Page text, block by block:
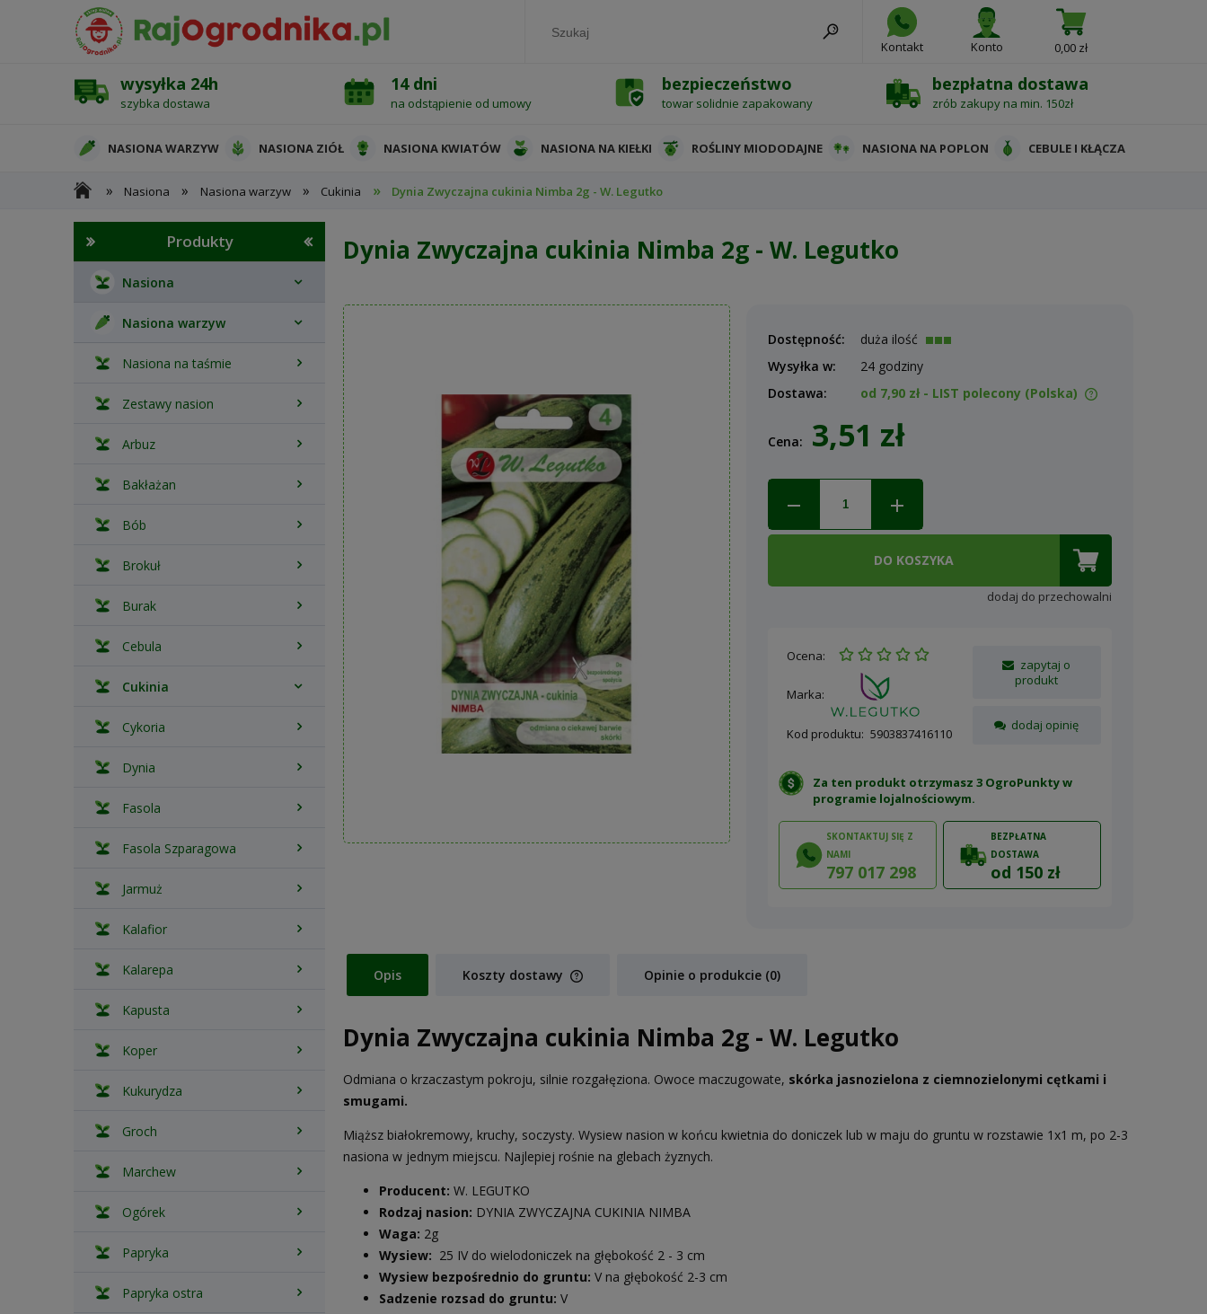
Kontakt Konto 0,00 zł
wysyłka 24h
szybka dostawa
14 dni
na odstąpienie od umowy
bezpieczeństwo
towar solidnie zapakowany
bezpłatna dostawa
zrób zakupy na min. 150zł
NASIONA WARZYW NASIONA ZIÓŁ NASIONA KWIATÓW NASIONA NA KIEŁKI ROŚLINY MIODODAJNE NASIONA NA POPLON CEBULE I KŁĄCZA
OCHRONA ROŚLIN
» Nasiona » Nasiona warzyw » Cukinia » Dynia Zwyczajna cukinia Nimba 2g - W. Legutko
Produkty
Nasiona
Nasiona warzyw
Nasiona na taśmie
Zestawy nasion
Arbuz
Bakłażan
Bób
Brokuł
Burak
Cebula
Cukinia
Cykoria
Dynia
Fasola
Fasola Szparagowa
Jarmuż
Kalafior
Kalarepa
Kapusta
Koper
Kukurydza
Groch
Marchew
Ogórek
Papryka
Papryka ostra
Dynia Zwyczajna cukinia Nimba 2g - W. Legutko
Dostępność:
duża ilość
Wysyłka w:
24 godziny
Dostawa:
od 7,90 zł - LIST polecony (Polska)
Cena nie zawiera ewentualnych
kosztów płatności
Cena: 3,51 zł
DO KOSZYKA
dodaj do przechowalni
Ocena:
Marka:
Kod produktu: 5903837416110
zapytaj o
produkt
dodaj opinię
Za ten produkt otrzymasz 3 OgroPunkty w
programie lojalnościowym.
SKONTAKTUJ SIĘ Z
NAMI
797 017 298
BEZPŁATNA
DOSTAWA
od 150 zł
Opis Koszty dostawy
płatności
Opinie o produkcie (0)
Dynia Zwyczajna cukinia Nimba 2g - W. Legutko
Odmiana o krzaczastym pokroju, silnie rozgałęziona. Owoce maczugowate, skórka jasnozielona z ciemnozielonymi cętkami i
smugami.
Miąższ białokremowy, kruchy, soczysty. Wysiew nasion w końcu kwietnia do doniczek lub w maju do gruntu w rozstawie 1x1 m, po 2-3
nasiona w jednym miejscu. Najlepiej rośnie na glebach żyznych.
Producent: W. LEGUTKO
Rodzaj nasion: DYNIA ZWYCZAJNA CUKINIA NIMBA
Waga: 2g
Wysiew: 25 IV do wielodoniczek na głębokość 2 - 3 cm
Wysiew bezpośrednio do gruntu: V na głębokość 2-3 cm
Sadzenie rozsad do gruntu: V